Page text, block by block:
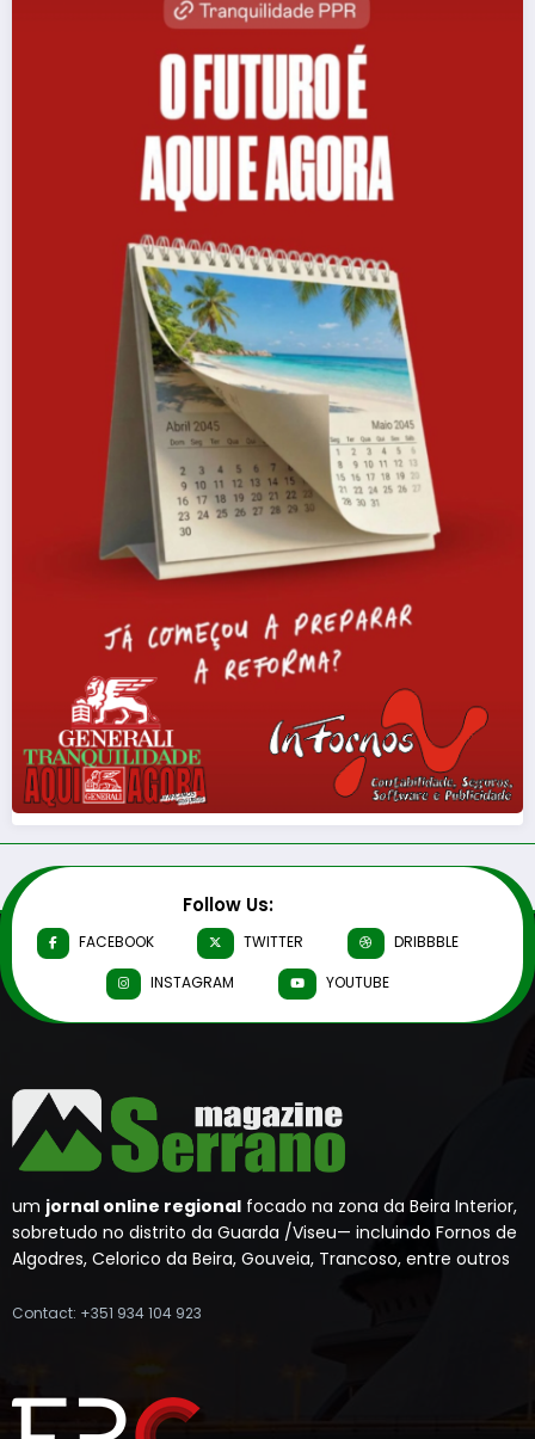
Follow Us:
FACEBOOK TWITTER
DRIBBBLE
INSTAGRAM
YOUTUBE
um jornal online regional focado na zona da Beira Interior,
sobretudo no distrito da Guarda /Viseu— incluindo Fornos de
Algodres, Celorico da Beira, Gouveia, Trancoso, entre outros
Contact: +351 934 104 923